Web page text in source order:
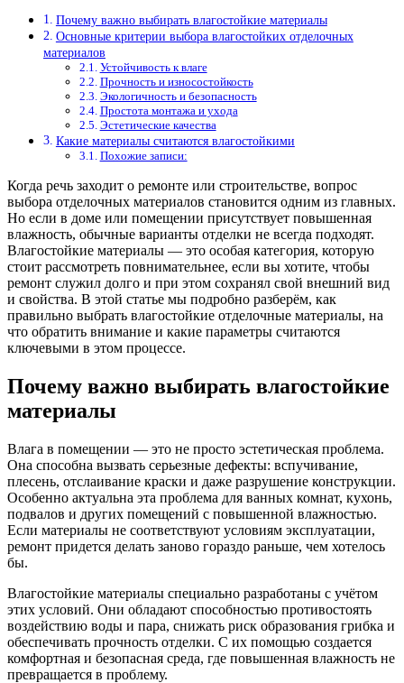
Почему важно выбирать влагостойкие материалы
Основные критерии выбора влагостойких отделочных
материалов
Устойчивость к влаге
Прочность и износостойкость
Экологичность и безопасность
Простота монтажа и ухода
Эстетические качества
Какие материалы считаются влагостойкими
Похожие записи:
Когда речь заходит о ремонте или строительстве, вопрос
выбора отделочных материалов становится одним из главных.
Но если в доме или помещении присутствует повышенная
влажность, обычные варианты отделки не всегда подходят.
Влагостойкие материалы — это особая категория, которую
стоит рассмотреть повнимательнее, если вы хотите, чтобы
ремонт служил долго и при этом сохранял свой внешний вид
и свойства. В этой статье мы подробно разберём, как
правильно выбрать влагостойкие отделочные материалы, на
что обратить внимание и какие параметры считаются
ключевыми в этом процессе.
Почему важно выбирать влагостойкие
материалы
Влага в помещении — это не просто эстетическая проблема.
Она способна вызвать серьезные дефекты: вспучивание,
плесень, отслаивание краски и даже разрушение конструкции.
Особенно актуальна эта проблема для ванных комнат, кухонь,
подвалов и других помещений с повышенной влажностью.
Если материалы не соответствуют условиям эксплуатации,
ремонт придется делать заново гораздо раньше, чем хотелось
бы.
Влагостойкие материалы специально разработаны с учётом
этих условий. Они обладают способностью противостоять
воздействию воды и пара, снижать риск образования грибка и
обеспечивать прочность отделки. С их помощью создается
комфортная и безопасная среда, где повышенная влажность не
превращается в проблему.